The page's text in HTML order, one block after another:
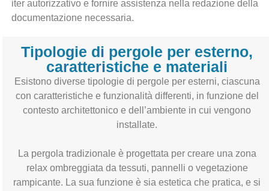
iter autorizzativo e fornire assistenza nella redazione della
documentazione necessaria.
Tipologie di pergole per esterno,
caratteristiche e materiali
Esistono diverse tipologie di pergole per esterni, ciascuna
con caratteristiche e funzionalità differenti, in funzione del
contesto architettonico e dell’ambiente in cui vengono
installate.
La pergola tradizionale è progettata per creare una zona
relax ombreggiata da tessuti, pannelli o vegetazione
rampicante. La sua funzione è sia estetica che pratica, e si